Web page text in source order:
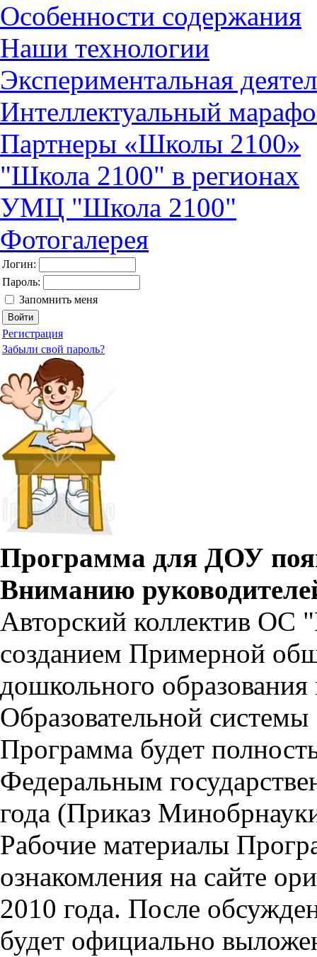
Особенности содержания
Наши технологии
Экспериментальная
Интеллектуальный
Партнеры «Школы 2100»
"Школа 2100" в регионах
УМЦ "Школа 2100"
Фотогалерея
Логин:
Пароль:
Запомнить меня
Регистрация
Забыли свой пароль?
Программа для ДОУ
Вниманию
Авторский коллектив ОС
созданием Примерной
дошкольного
Образовательной
Программа будет
Федеральным
года (Приказ
Рабочие материалы
ознакомления на сайте
2010 года. После
будет официально